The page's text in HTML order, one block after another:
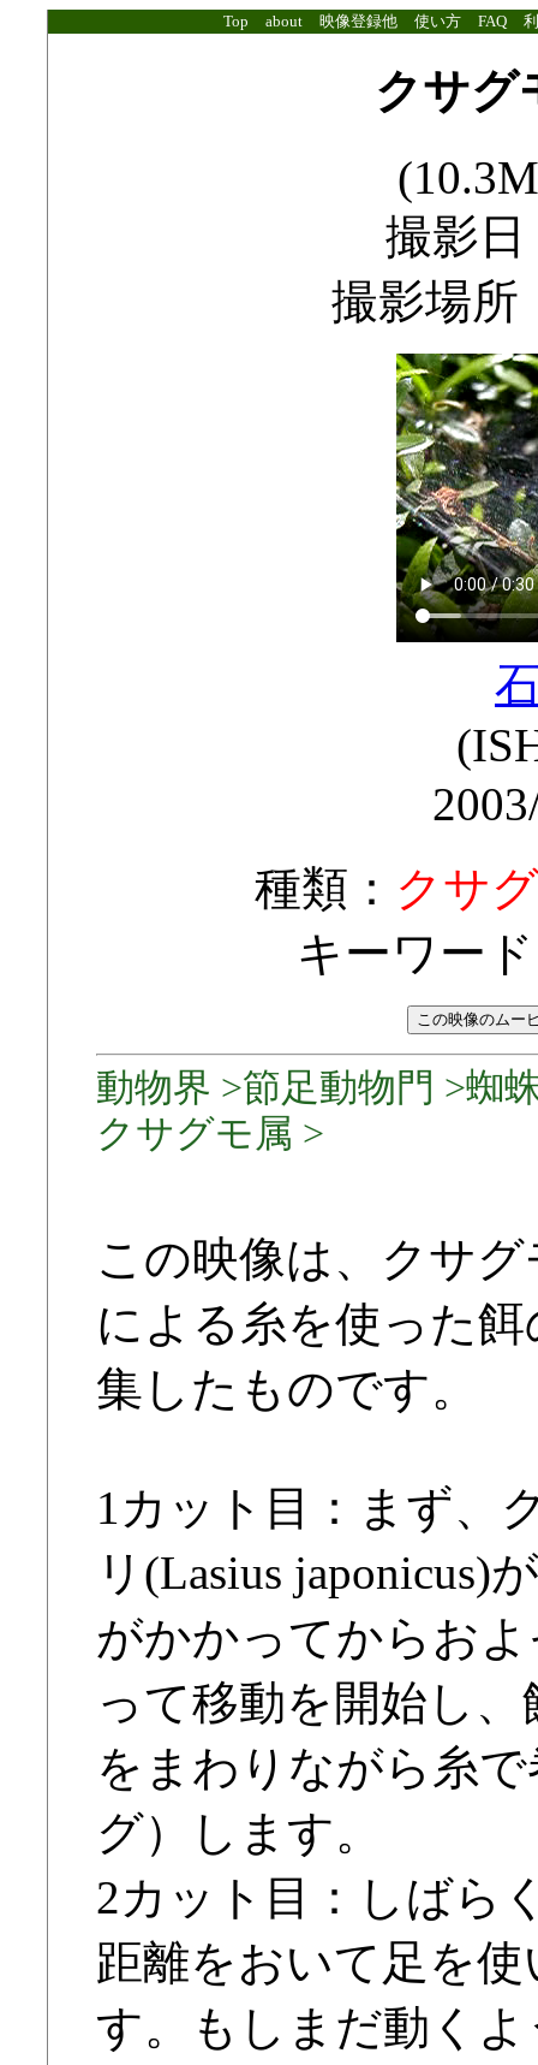
Top about 映像登録他 使い方 FAQ
クサグ
撮影日
撮影場所
種類： クサ
キーワー
動物界 >節足動物門 >蜘
クサグモ属 >
この映像は、クサグ
による糸を使った
集したものです。
1カット目：まず、
リ(Lasius japonicus)
がかかってからお
って移動を開始し
をまわりながら糸
グ）します。
2カット目：しばら
距離をおいて足を
す。もしまだ動く